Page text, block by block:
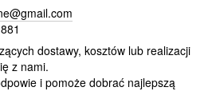
dostawy, kosztów lub realizacji
z nami.
i pomoże dobrać najlepszą